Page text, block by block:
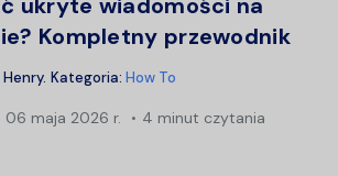
ukryte wiadomości na
Kompletny przewodnik
Henry. Kategoria: How To
06 maja 2026 r. 4 minut czytania